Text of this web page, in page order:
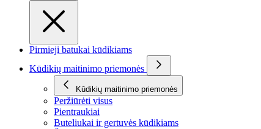
Pirmieji batukai kūdikiams
Kūdikių maitinimo priemonės
Kūdikių maitinimo priemonės
Peržiūrėti visus
Pientraukiai
Buteliukai ir gertuvės kūdikiams